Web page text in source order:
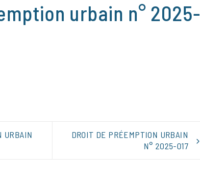
urbain n° 2025-
URBAIN
DROIT DE PRÉEMPTION URBAIN
N° 2025-017